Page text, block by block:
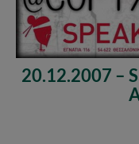
20.12.2007 –